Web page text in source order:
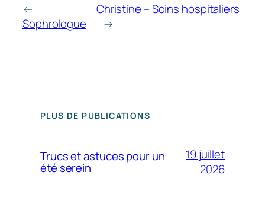
←
Sophrologue
Christine – Soins hospitaliers
→
PLUS DE PUBLICATIONS
Trucs et astuces pour un
été serein
19 juillet
2026